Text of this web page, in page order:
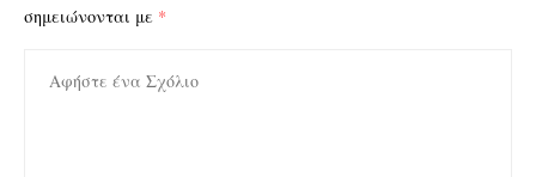
σημειώνονται με *